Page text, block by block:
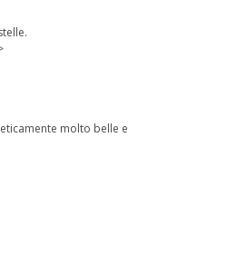
molto belle e